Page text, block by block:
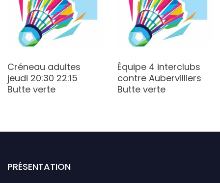
Créneau adultes
jeudi 20:30 22:15
Butte verte
Équipe 4 interclubs
contre Aubervilliers
Butte verte
PRÉSENTATION